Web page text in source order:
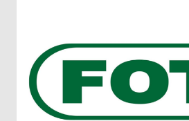
CONTACTO